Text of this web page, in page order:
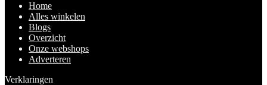
Home
Alles winkelen
Blogs
Overzicht
Onze webshops
Adverteren
Verklaringen